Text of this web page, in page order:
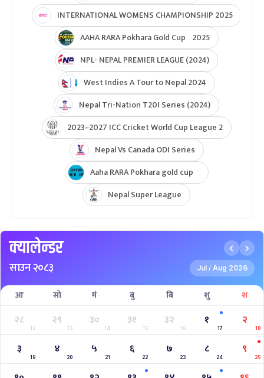
INTERNATIONAL WOMENS CHAMPIONSHIP 2025
AAHA RARA Pokhara Gold Cup 2025
NPL- NEPAL PREMIER LEAGUE (2024)
West Indies A Tour to Nepal 2024
Nepal Tri-Nation T20I Series (2024)
2023–2027 ICC Cricket World Cup League 2
Nepal Vs Canada ODI Series
Aaha RARA Pokhara gold cup
Nepal Super League
क्यालेन्डर
साउन २०८३ Jul / Aug 2026
आ सो मं बु बि शु श
२८
12
२९
13
३०
14
३१
15
३२
16
१
17
२
18
३
19
४
20
५
21
६
22
७
23
८
24
९
25